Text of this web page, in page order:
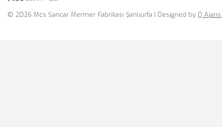
© 2026 Mcs Sancar Mermer Fabrikası Şanlıurfa | Designed by Q